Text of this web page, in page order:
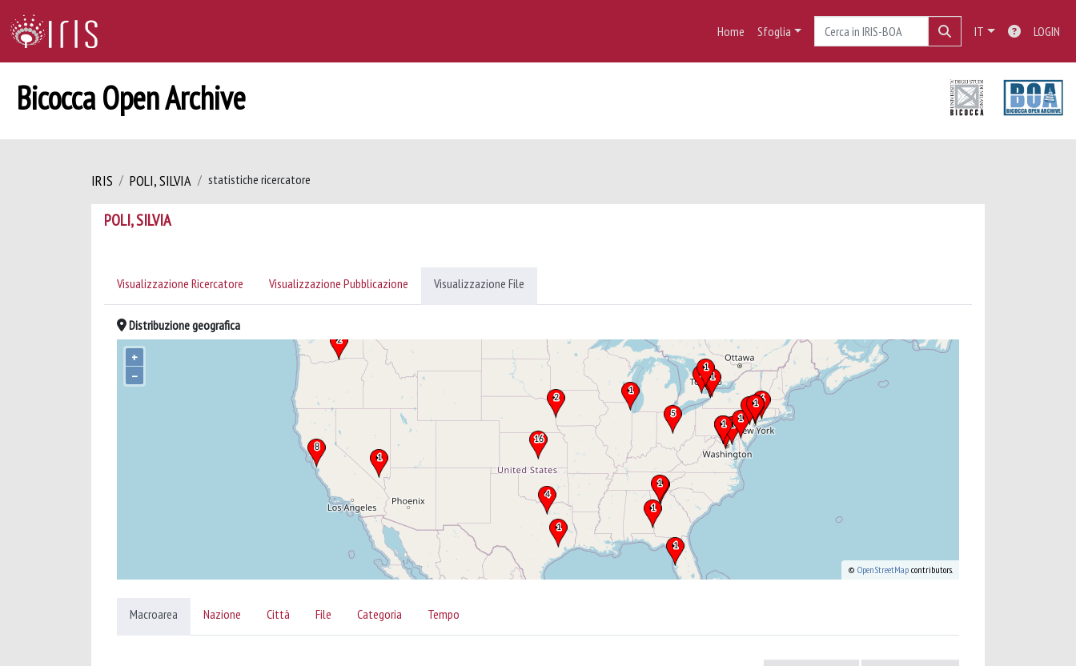
Home Sfoglia IT LOGIN
Bicocca Open Archive
IRIS POLI, SILVIA statistiche ricercatore
POLI, SILVIA
Visualizzazione Ricercatore Visualizzazione Pubblicazione Visualizzazione File
Distribuzione geografica
+
–
© OpenStreetMap contributors.
Macroarea Nazione Città File Categoria Tempo